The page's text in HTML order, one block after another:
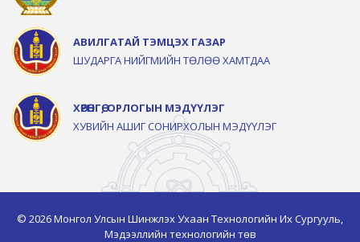
АВИЛГАТАЙ ТЭМЦЭХ ГАЗАР
ШУДАРГА НИЙГМИЙН ТӨЛӨӨ ХАМТДАА
ХӨРӨНГӨ, ОРЛОГЫН МЭДҮҮЛЭГ
ХУВИЙН АШИГ СОНИРХОЛЫН МЭДҮҮЛЭГ
© 2026 Монгол Улсын Шинжлэх Ухаан Технологийн Их Сургууль,
Мэдээллийн технологийн төв